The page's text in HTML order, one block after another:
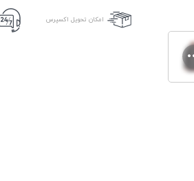
امکان تحویل اکسپرس